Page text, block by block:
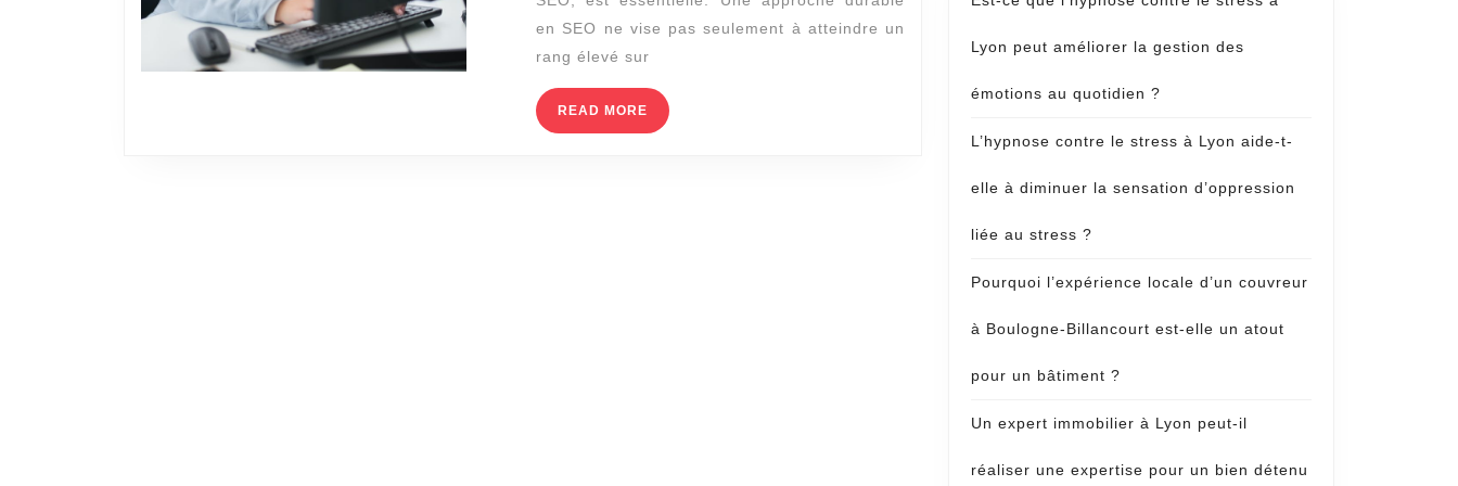
en
2023?
en SEO ne vise pas seulement à atteindre un
rang élevé sur
READ MORE READ
MORE
Lyon peut améliorer la gestion des
émotions au quotidien ?
L’hypnose contre le stress à Lyon aide-t-
elle à diminuer la sensation d’oppression
liée au stress ?
Pourquoi l’expérience locale d’un couvreur
à Boulogne-Billancourt est-elle un atout
pour un bâtiment ?
Un expert immobilier à Lyon peut-il
réaliser une expertise pour un bien détenu